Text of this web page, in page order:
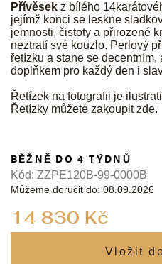
Přívěsek z bílého
jejímž konci se leskne
jemnosti, čistoty a přirozené
neztratí své kouzlo. Perlový
řetízku a stane se
doplňkem pro každý den i
Řetízek na fotografii je
Řetízky můžete zakoupitzde.
14 830 Kč
BĚŽNĚ DO 4 TÝDNŮ
Můžeme doručit do: 08.09.2026
Kód: ZZPE120B-99-0000B